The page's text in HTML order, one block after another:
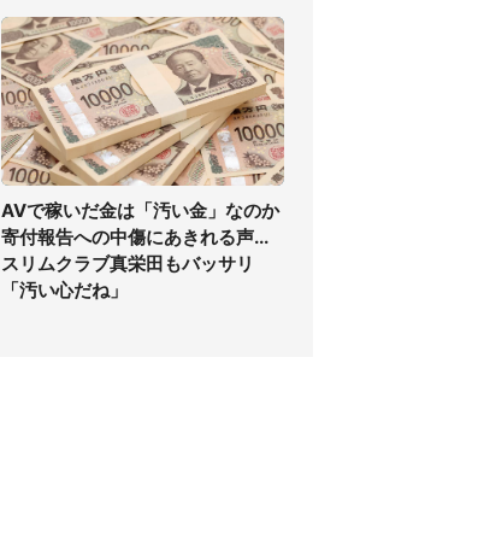
AVで稼いだ金は「汚い金」なのか
寄付報告への中傷にあきれる声...
スリムクラブ真栄田もバッサリ
「汚い心だね」